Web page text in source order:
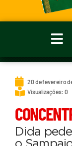
20 de fevereiro
Visualizações: 0
Dida